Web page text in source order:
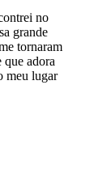
no
grande
tornaram
adora
meu lugar